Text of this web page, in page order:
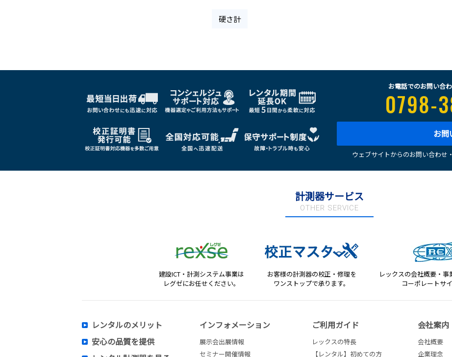
硬さ計
お電話でのお問い合
0798-
お問
ウェブサイトからのお問い合わせ
計測器サービス
OTHER SERVICE
建設ICT・計測システム事業は
レグゼにお任せください。
お客様の計測器の校正・修理を
ワンストップで承ります。
レックスの会社概要・
コーポレートサイ
レンタルのメリット
安心の品質を提供
インフォメーション
展示会出展情報
セミナー開催情報
ご利用ガイド
レックスの特長
【レンタル】初めての方
会社案内
会社概要
企業理念